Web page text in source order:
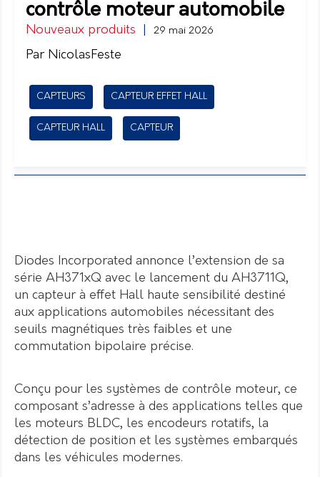
contrôle moteur automobile
Nouveaux produits 29 mai 2026
Par NicolasFeste
CAPTEURS CAPTEUR EFFET HALL
CAPTEUR HALL CAPTEUR
Diodes Incorporated annonce l’extension de sa
série AH371xQ avec le lancement du AH3711Q,
un capteur à effet Hall haute sensibilité destiné
aux applications automobiles nécessitant des
seuils magnétiques très faibles et une
commutation bipolaire précise.
Conçu pour les systèmes de contrôle moteur, ce
composant s’adresse à des applications telles que
les moteurs BLDC, les encodeurs rotatifs, la
détection de position et les systèmes embarqués
dans les véhicules modernes.